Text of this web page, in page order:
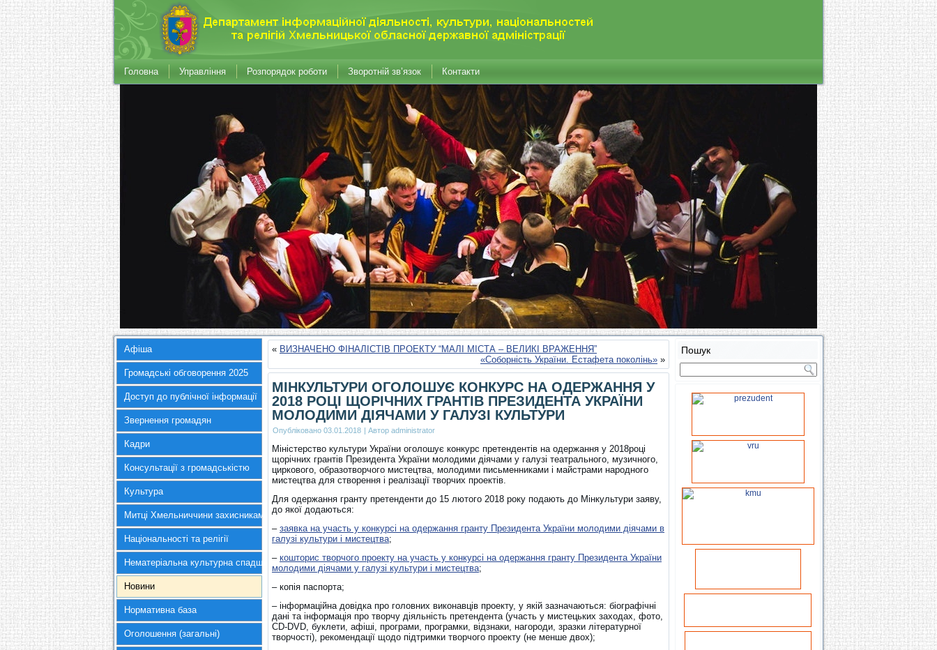
Головна Управління Розпорядок роботи Зворотній зв’язок Контакти
Афіша
Громадські обговорення 2025
Доступ до публічної інформації
Звернення громадян
Кадри
Консультації з громадськістю
Культура
Митці Хмельниччини захисникам України
Національності та релігії
Нематеріальна культурна спадщина
Новини
Нормативна база
Оголошення (загальні)
« ВИЗНАЧЕНО ФІНАЛІСТІВ ПРОЕКТУ “МАЛІ МІСТА – ВЕЛИКІ ВРАЖЕННЯ”
«Соборність України. Естафета поколінь» »
МІНКУЛЬТУРИ ОГОЛОШУЄ КОНКУРС НА ОДЕРЖАННЯ У
2018 РОЦІ ЩОРІЧНИХ ГРАНТІВ ПРЕЗИДЕНТА УКРАЇНИ
МОЛОДИМИ ДІЯЧАМИ У ГАЛУЗІ КУЛЬТУРИ
Опубліковано 03.01.2018 | Автор administrator
Міністерство культури України оголошує конкурс претендентів на одержання у 2018році
щорічних грантів Президента України молодими діячами у галузі театрального, музичного,
циркового, образотворчого мистецтва, молодими письменниками і майстрами народного
мистецтва для створення і реалізації творчих проектів.
Для одержання гранту претенденти до 15 лютого 2018 року подають до Мінкультури заяву,
до якої додаються:
– заявка на участь у конкурсі на одержання гранту Президента України молодими діячами в
галузі культури і мистецтва;
– кошторис творчого проекту на участь у конкурсі на одержання гранту Президента України
молодими діячами у галузі культури і мистецтва;
– копія паспорта;
– інформаційна довідка про головних виконавців проекту, у якій зазначаються: біографічні
дані та інформація про творчу діяльність претендента (участь у мистецьких заходах, фото,
CD-DVD, буклети, афіші, програми, програмки, відзнаки, нагороди, зразки літературної
творчості), рекомендації щодо підтримки творчого проекту (не менше двох);
Пошук